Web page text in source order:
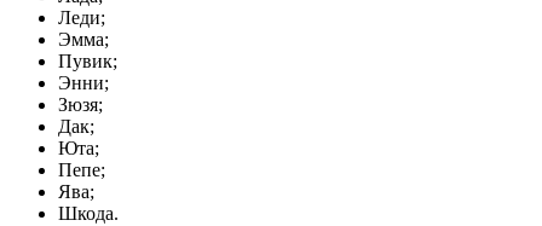
Леди;
Эмма;
Пувик;
Энни;
Зюзя;
Дак;
Юта;
Пепе;
Ява;
Шкода.